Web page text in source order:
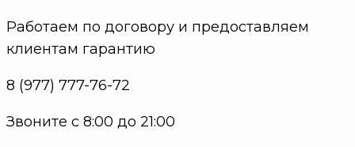
Работаем по договору и предоставляем
клиентам гарантию
8 (977) 777-76-72
Звоните с 8:00 до 21:00